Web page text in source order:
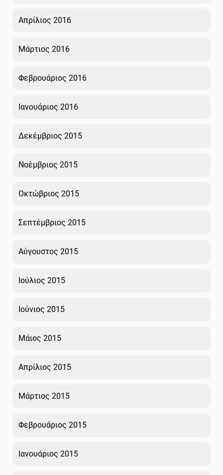
Απρίλιος 2016
Μάρτιος 2016
Φεβρουάριος 2016
Ιανουάριος 2016
Δεκέμβριος 2015
Νοέμβριος 2015
Οκτώβριος 2015
Σεπτέμβριος 2015
Αύγουστος 2015
Ιούλιος 2015
Ιούνιος 2015
Μάιος 2015
Απρίλιος 2015
Μάρτιος 2015
Φεβρουάριος 2015
Ιανουάριος 2015